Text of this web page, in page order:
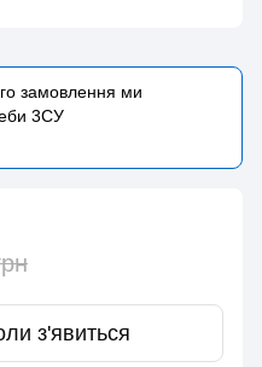
замовлення ми
3CУ
з'явиться